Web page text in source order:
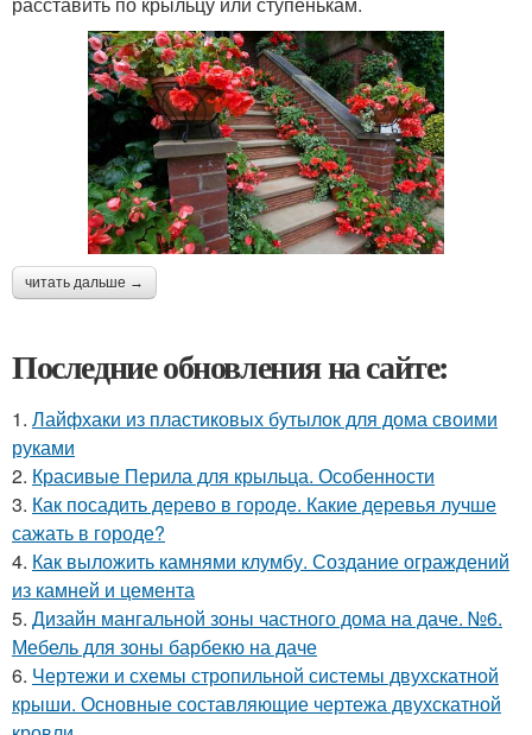
читать дальше →
Последние обновления на сайте:
1. Лайфхаки из пластиковых бутылок для дома своими
руками
2. Красивые Перила для крыльца. Особенности
3. Как посадить дерево в городе. Какие деревья лучше
сажать в городе?
4. Как выложить камнями клумбу. Создание ограждений
из камней и цемента
5. Дизайн мангальной зоны частного дома на даче. №6.
Мебель для зоны барбекю на даче
6. Чертежи и схемы стропильной системы двухскатной
крыши. Основные составляющие чертежа двухскатной